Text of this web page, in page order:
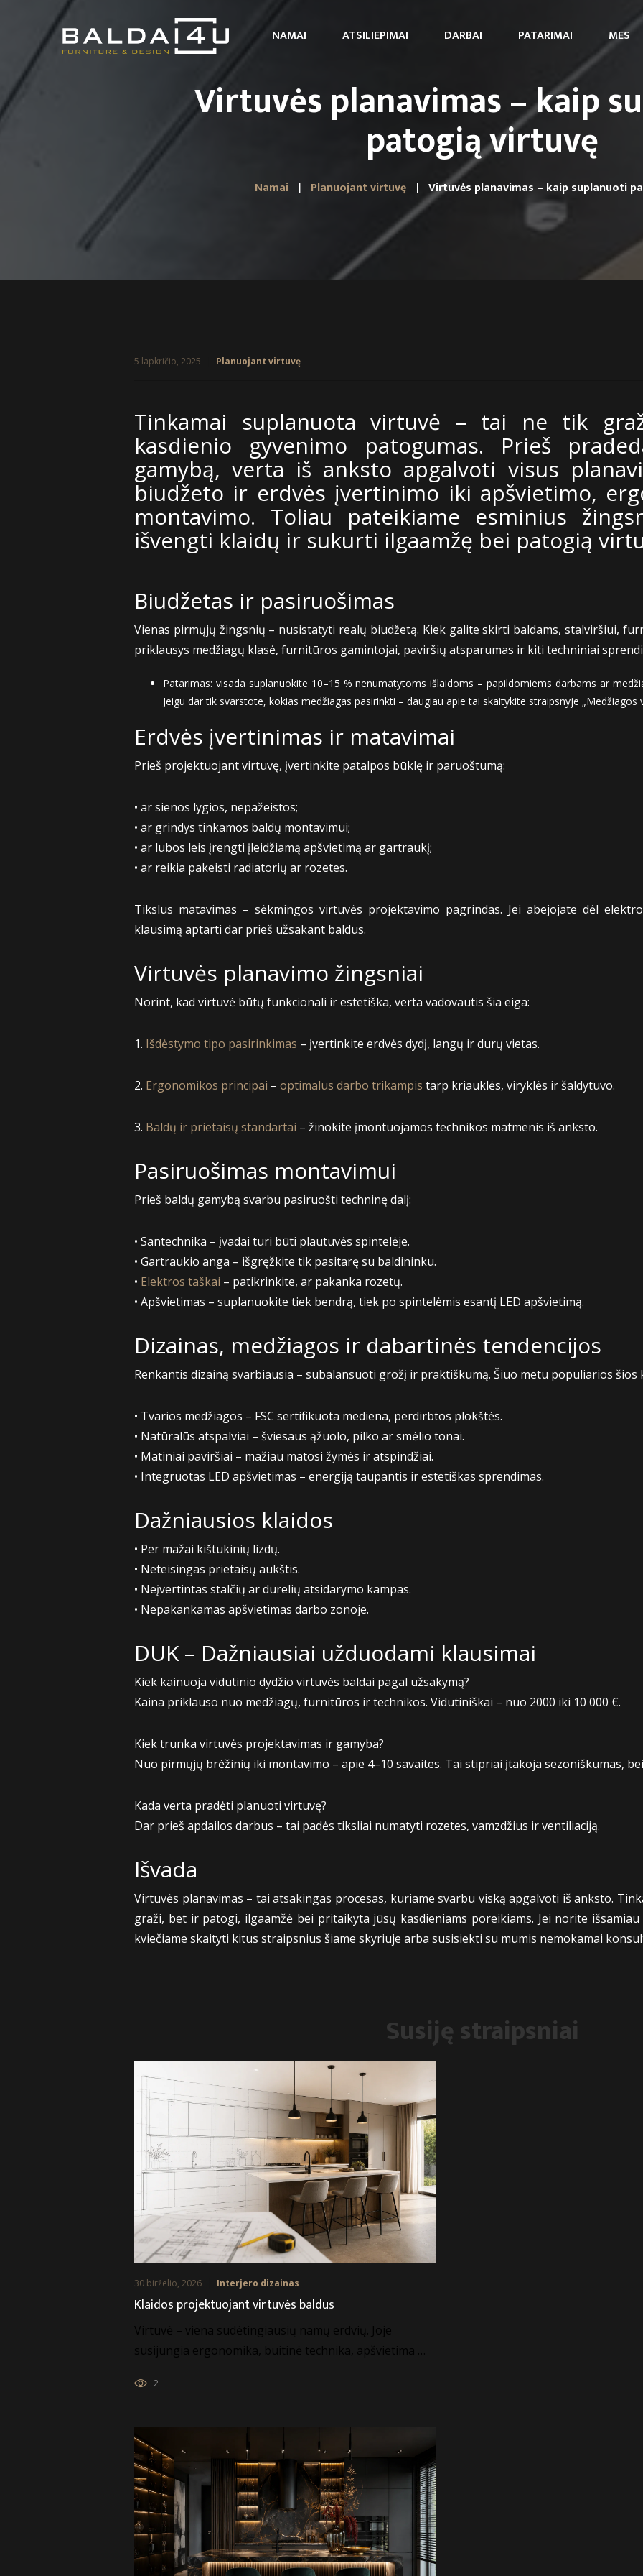
NAMAI ATSILIEPIMAI DARBAI PATARIMAI MES
Virtuvės planavimas – kaip
patogią virtuvę
Namai Planuojant virtuvę Virtuvės planavimas – kaip suplanuoti
5 lapkričio, 2025 Planuojant virtuvę
Tinkamai suplanuota virtuvė – tai ne tik
kasdienio gyvenimo patogumas. Prieš
gamybą, verta iš anksto apgalvoti visus
biudžeto ir erdvės įvertinimo iki apšvietimo,
montavimo. Toliau pateikiame esminius
išvengti klaidų ir sukurti ilgaamžę bei patogią
Biudžetas ir pasiruošimas
Vienas pirmųjų žingsnių – nusistatyti realų biudžetą. Kiek galite skirti baldams, stalviršiui,
priklausys medžiagų klasė, furnitūros gamintojai, paviršių atsparumas ir kiti techniniai
Patarimas: visada suplanuokite 10–15 % nenumatytoms išlaidoms – papildomiems darbams ar
Jeigu dar tik svarstote, kokias medžiagas pasirinkti – daugiau apie tai skaitykite straipsnyje „Medžiagos
Erdvės įvertinimas ir matavimai
Prieš projektuojant virtuvę, įvertinkite patalpos būklę ir paruoštumą:
• ar sienos lygios, nepažeistos;
• ar grindys tinkamos baldų montavimui;
• ar lubos leis įrengti įleidžiamą apšvietimą ar gartraukį;
• ar reikia pakeisti radiatorių ar rozetes.
Tikslus matavimas – sėkmingos virtuvės projektavimo pagrindas. Jei abejojate dėl
klausimą aptarti dar prieš užsakant baldus.
Virtuvės planavimo žingsniai
Norint, kad virtuvė būtų funkcionali ir estetiška, verta vadovautis šia eiga:
1. Išdėstymo tipo pasirinkimas – įvertinkite erdvės dydį, langų ir durų vietas.
2. Ergonomikos principai – optimalus darbo trikampis tarp kriauklės, viryklės ir šaldytuvo.
3. Baldų ir prietaisų standartai – žinokite įmontuojamos technikos matmenis iš anksto.
Pasiruošimas montavimui
Prieš baldų gamybą svarbu pasiruošti techninę dalį:
• Santechnika – įvadai turi būti plautuvės spintelėje.
• Gartraukio anga – išgręžkite tik pasitarę su baldininku.
• Elektros taškai – patikrinkite, ar pakanka rozetų.
• Apšvietimas – suplanuokite tiek bendrą, tiek po spintelėmis esantį LED apšvietimą.
Dizainas, medžiagos ir dabartinės tendencijos
Renkantis dizainą svarbiausia – subalansuoti grožį ir praktiškumą. Šiuo metu populiarios šios
• Tvarios medžiagos – FSC sertifikuota mediena, perdirbtos plokštės.
• Natūralūs atspalviai – šviesaus ąžuolo, pilko ar smėlio tonai.
• Matiniai paviršiai – mažiau matosi žymės ir atspindžiai.
• Integruotas LED apšvietimas – energiją taupantis ir estetiškas sprendimas.
Dažniausios klaidos
• Per mažai kištukinių lizdų.
• Neteisingas prietaisų aukštis.
• Neįvertintas stalčių ar durelių atsidarymo kampas.
• Nepakankamas apšvietimas darbo zonoje.
DUK – Dažniausiai užduodami klausimai
Kiek kainuoja vidutinio dydžio virtuvės baldai pagal užsakymą?
Kaina priklauso nuo medžiagų, furnitūros ir technikos. Vidutiniškai – nuo 2000 iki 10 000 €.
Kiek trunka virtuvės projektavimas ir gamyba?
Nuo pirmųjų brėžinių iki montavimo – apie 4–10 savaites. Tai stipriai įtakoja sezoniškumas,
Kada verta pradėti planuoti virtuvę?
Dar prieš apdailos darbus – tai padės tiksliai numatyti rozetes, vamzdžius ir ventiliaciją.
Išvada
Virtuvės planavimas – tai atsakingas procesas, kuriame svarbu viską apgalvoti iš anksto.
graži, bet ir patogi, ilgaamžė bei pritaikyta jūsų kasdieniams poreikiams. Jei norite
kviečiame skaityti kitus straipsnius šiame skyriuje arba susisiekti su mumis nemokamai
Susijęstraipsniai
30 birželio, 2026 Interjero dizainas
Klaidos projektuojant virtuvės baldus
Virtuvė – viena sudėtingiausių namų erdvių. Joje
susijungia ergonomika, buitinė technika, apšvietima …
2